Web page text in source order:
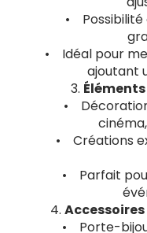
• Possibilité
• Idéal pour
ajoutant
3.
•
• Créations
• Parfait
4.
• Porte-